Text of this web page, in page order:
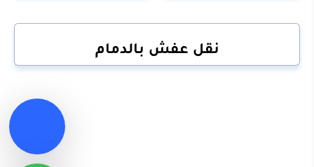
نقل عفش بالدمام